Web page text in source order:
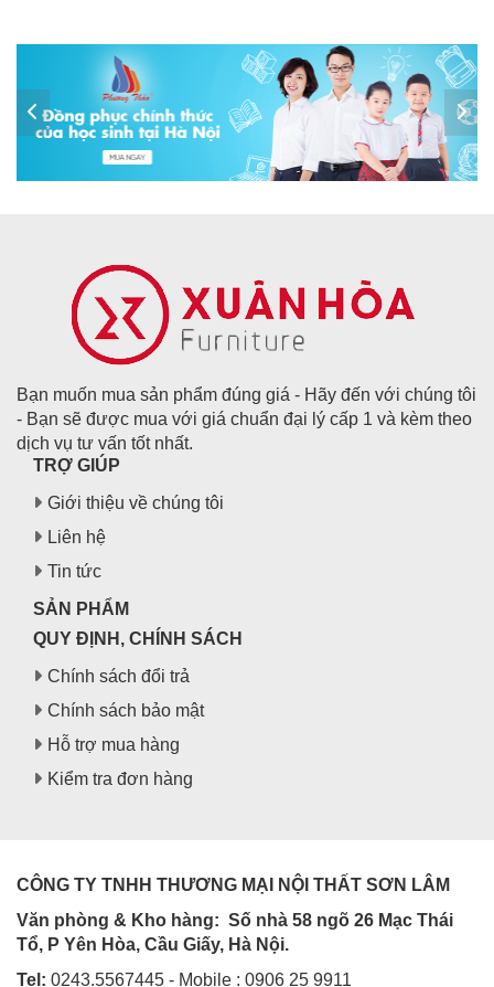
Bạn muốn mua sản phẩm đúng giá - Hãy đến với chúng tôi
- Bạn sẽ được mua với giá chuẩn đại lý cấp 1 và kèm theo
dịch vụ tư vấn tốt nhất.
TRỢ GIÚP
Giới thiệu về chúng tôi
Liên hệ
Tin tức
SẢN PHẨM
QUY ĐỊNH, CHÍNH SÁCH
Chính sách đổi trả
Chính sách bảo mật
Hỗ trợ mua hàng
Kiểm tra đơn hàng
CÔNG TY TNHH THƯƠNG MẠI NỘI THẤT SƠN LÂM
Văn phòng & Kho hàng: Số nhà 58 ngõ 26 Mạc Thái
Tổ, P Yên Hòa, Cầu Giấy, Hà Nội.
Tel: 0243.5567445 - Mobile : 0906 25 9911